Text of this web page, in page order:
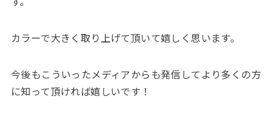
カラーで大きく取り上げて頂いて嬉しく思います。
今後もこういったメディアからも発信してより多くの方
に知って頂ければ嬉しいです！